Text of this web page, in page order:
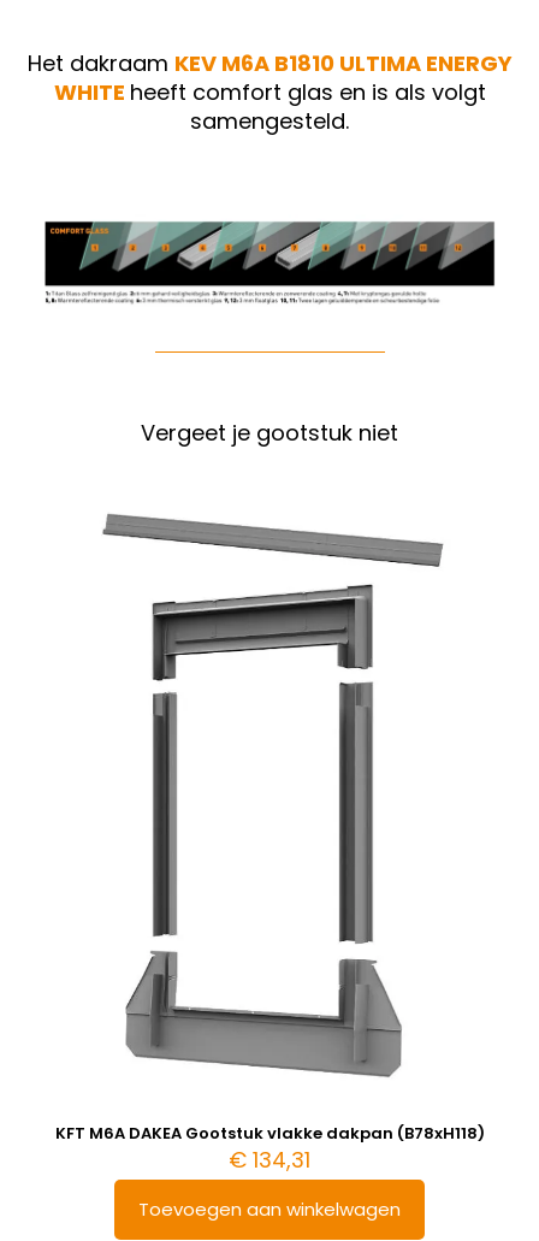
Het dakraam KEV M6A B1810 ULTIMA ENERGY
WHITE heeft comfort glas en is als volgt
samengesteld.
Vergeet je gootstuk niet
KFT M6A DAKEA Gootstuk vlakke dakpan (B78xH118)
€ 134,31
Toevoegen aan winkelwagen